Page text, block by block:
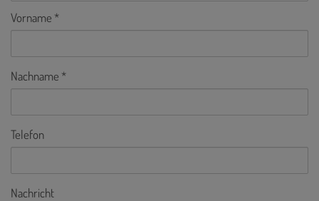
Vorname
Nachname
Telefon
Nachricht